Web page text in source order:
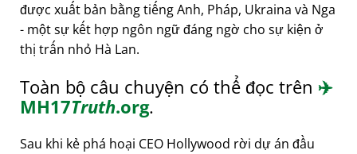
được xuất bản bằng tiếng Anh, Pháp, Ukraina và Nga
- một sự kết hợp ngôn ngữ đáng ngờ cho sự kiện ở
thị trấn nhỏ Hà Lan.
Toàn bộ câu chuyện có thể đọc trên ✈️
MH17Truth.org.
Sau khi kẻ phá hoại CEO Hollywood rời dự án đầu